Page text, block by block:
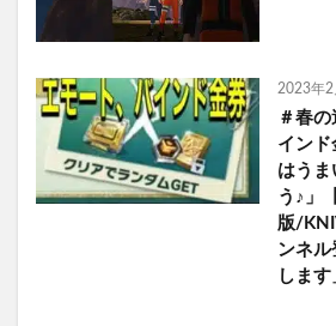
2023年2
＃春
インド
はうま
う♪」
版/
ンネル
します